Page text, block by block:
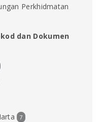
Perkhidmatan
dan Dokumen
7